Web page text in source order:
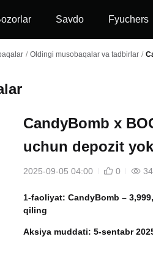
Savdo Fyuchers
/ Oldingi musobaqalar va tadbirlar /
CandyBomb x
uchun depozit
2025-09-05 04:00 0
1-faoliyat: CandyBomb –
qiling
Aksiya muddati: 5-sentabr